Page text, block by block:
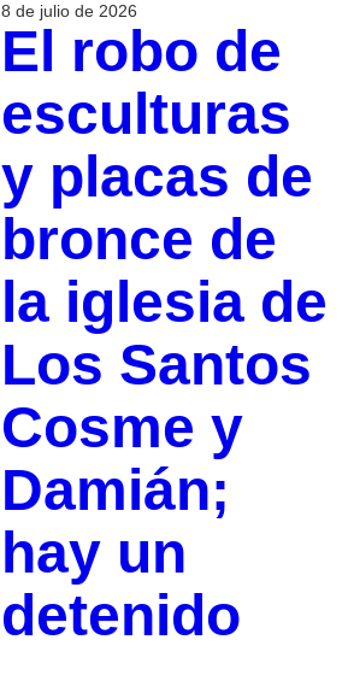
8 de julio de 2026
El robo de
esculturas
y placas de
bronce de
la iglesia de
Los Santos
Cosme y
Damián;
hay un
detenido